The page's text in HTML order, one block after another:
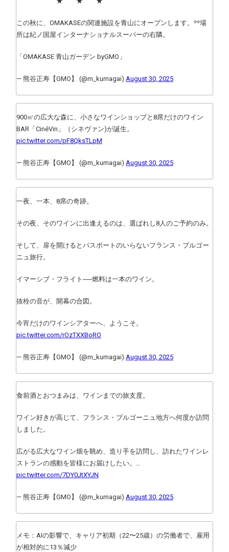
この秋に、OMAKASEの関連施設を青山にオープンします。⁰⁰場
所は紀ノ国屋インターナショナルスーパーの右隣。
「OMAKASE 青山ガーデン byGMO」
— 熊谷正寿【GMO】 (@m_kumagai) August 30, 2025
900㎡の広大な森に、小さなワインショップと8席だけのワイン
BAR「CinéVin」（シネヴァン)が誕生。
pic.twitter.com/pF8QksTLpM
— 熊谷正寿【GMO】 (@m_kumagai) August 30, 2025
一夜、一本、8席の奇跡。
その夜、そのワインに出逢えるのは、選ばれし8人のご予約のみ。
そして、扉を開けるとパスポートのいらないフランス・ブルゴー
ニュ旅行。
イマーシブ・フライト──燃料は一本のワイン。
抜栓の音が、開幕の合図。
今宵だけのワインシアターへ、ようこそ。
pic.twitter.com/rOzTXXBoRO
— 熊谷正寿【GMO】 (@m_kumagai) August 30, 2025
食前酒とおつまみは、ワインまでの旅支度。
ワイン好きが高じて、フランス・ブルゴーニュ地方へ何度か訪問
しました。
広がる広大なワイン畑を眺め、造り手を訪問し、訪れたワインレ
ストランの感動を皆様にお届けしたい。…
pic.twitter.com/7DY0JtXYJN
— 熊谷正寿【GMO】 (@m_kumagai) August 30, 2025
メモ：AIの影響で、キャリア初期（22〜25歳）の労働者で、雇用
が相対的に13％減少